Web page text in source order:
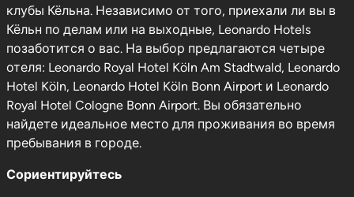
клубы Кёльна. Независимо от того, приехали ли вы в
Кёльн по делам или на выходные, Leonardo Hotels
позаботится о вас. На выбор предлагаются четыре
отеля: Leonardo Royal Hotel Köln Am Stadtwald, Leonardo
Hotel Köln, Leonardo Hotel Köln Bonn Airport и Leonardo
Royal Hotel Cologne Bonn Airport. Вы обязательно
найдете идеальное место для проживания во время
пребывания в городе.
Сориентируйтесь